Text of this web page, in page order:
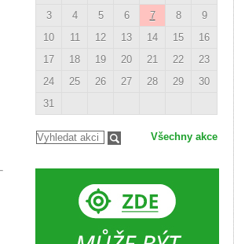
3
4 5 6 7 8
9
10
11 12 13 14 15
16
17
18 19 20 21 22
23
24
25 26 27 28 29
30
31
Všechny akce